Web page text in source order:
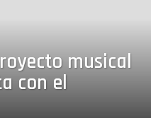
musical
con el